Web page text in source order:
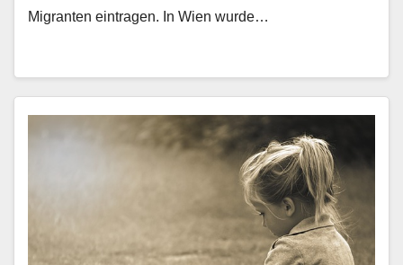
Migranten eintragen. In Wien wurde…